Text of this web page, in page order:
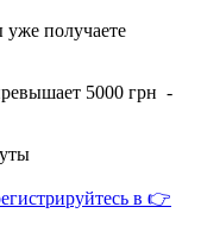
получаете
5000 грн -
в 👉